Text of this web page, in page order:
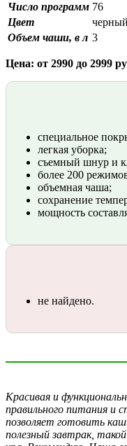
Число программ 76
Цвет
черный
Объем чаши, в л 3
Цена: от 2990 до 2999
специальное
легкая уборка;
съемный шнур и
более 200
объемная чаша;
сохранение
мощность
не найдено.
Красивая и
правильного питания и
позволяет готовить
полезный завтрак,